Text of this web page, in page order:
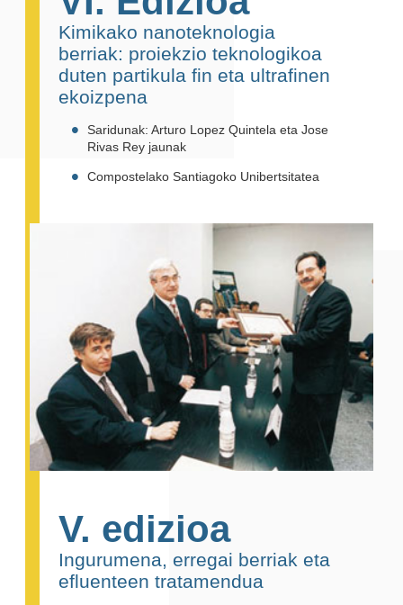
Kimikako nanoteknologia
berriak: proiekzio teknologikoa
duten partikula fin eta ultrafinen
ekoizpena
Saridunak: Arturo Lopez Quintela eta Jose
Rivas Rey jaunak
Compostelako Santiagoko Unibertsitatea
V. edizioa
Ingurumena, erregai berriak eta
efluenteen tratamendua